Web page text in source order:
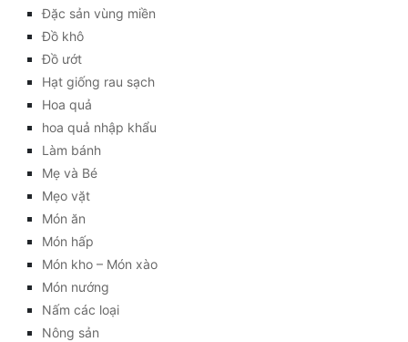
Đặc sản vùng miền
Đồ khô
Đồ ướt
Hạt giống rau sạch
Hoa quả
hoa quả nhập khẩu
Làm bánh
Mẹ và Bé
Mẹo vặt
Món ăn
Món hấp
Món kho – Món xào
Món nướng
Nấm các loại
Nông sản